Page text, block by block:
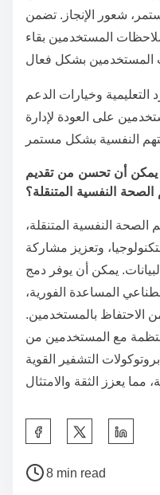
شعور الإنجاز. تضمن
المستخدمين بقاء
التعليمية وخيارات الدعم
على العودة لإدارة
يمكن أن تحسن من تقديم
النفسية المتنقلة؟
النفسية المتنقلة،
وتعزيز مشاركة
يمكن أن يوفر دمج
المساعدة الفورية،
الاحتفاظ بالمستخدمين.
مع المستخدمين من
التشفير القوية
a
P
8 min read